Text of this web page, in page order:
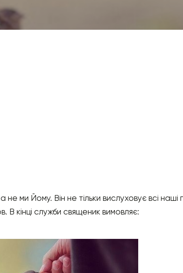
ми Йому. Він не тільки вислуховує всі наші
В кінці служби священик вимовляє: